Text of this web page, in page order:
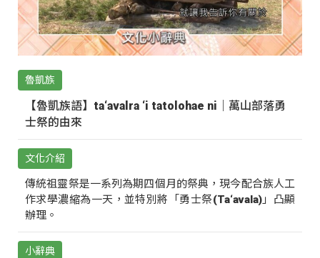
魯凱族
【魯凱族語】ta‘avalra ‘i tatolohae ni｜萬山部落勇
士祭的由來
文化介紹
傳統祖靈祭是一系列為期四個月的祭典，現今配合族人工
作求學濃縮為一天，並特別將「勇士祭(Ta‘avala)」凸顯
辦理。
小辭典